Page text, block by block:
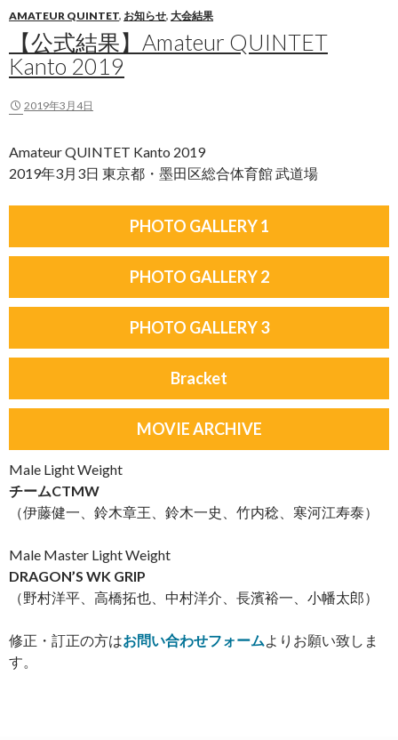
AMATEUR QUINTET, お知らせ, 大会結果
【公式結果】Amateur QUINTET
Kanto 2019
2019年3月4日
Amateur QUINTET Kanto 2019
2019年3月3日 東京都・墨田区総合体育館 武道場
PHOTO GALLERY 1
PHOTO GALLERY 2
PHOTO GALLERY 3
Bracket
MOVIE ARCHIVE
Male Light Weight
チームCTMW
（伊藤健一、鈴木章王、鈴木一史、竹内稔、寒河江寿泰）
Male Master Light Weight
DRAGON’S WK GRIP
（野村洋平、高橋拓也、中村洋介、長濱裕一、小幡太郎）
修正・訂正の方はお問い合わせフォーム よりお願い致しま
す。